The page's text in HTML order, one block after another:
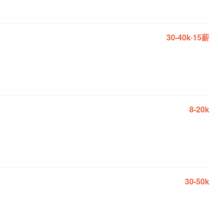
30-40k·15薪
8-20k
30-50k